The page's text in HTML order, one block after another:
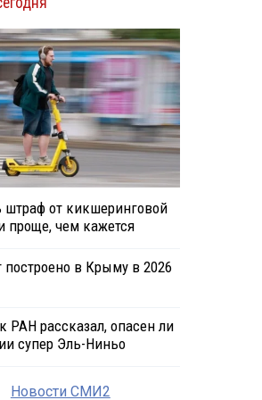
штраф от кикшеринговой
проще, чем кажется
построено в Крыму в 2026
РАН рассказал, опасен ли
супер Эль-Ниньо
Новости СМИ2